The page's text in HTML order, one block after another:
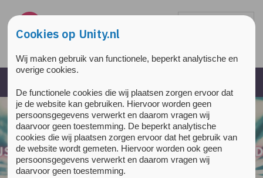
Cookies op Unity.nl
Wij maken gebruik van functionele, beperkt analytische en
overige cookies.
De functionele cookies die wij plaatsen zorgen ervoor dat
je de website kan gebruiken. Hiervoor worden geen
persoonsgegevens verwerkt en daarom vragen wij
daarvoor geen toestemming. De beperkt analytische
cookies die wij plaatsen zorgen ervoor dat het gebruik van
de website wordt gemeten. Hiervoor worden ook geen
persoonsgegevens verwerkt en daarom vragen wij
daarvoor geen toestemming.